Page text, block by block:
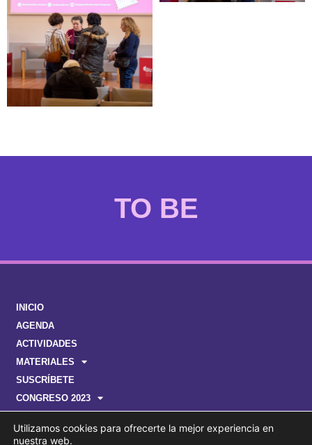
EMAKUMEAK
INICIO
AGENDA
ACTIVIDADES
MATERIALES
SUSCRÍBETE
CONGRESO 2023
Utilizamos cookies para ofrecerte la mejor experiencia en
nuestra web.